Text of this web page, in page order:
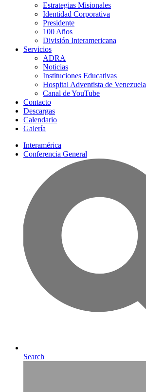
Estrategias Misionales
Identidad Corporativa
Presidente
100 Años
División Interamericana
Servicios
ADRA
Noticias
Instituciones Educativas
Hospital Adventista de Venezuela
Canal de YouTube
Contacto
Descargas
Calendario
Galería
Interamérica
Conferencia General
Search